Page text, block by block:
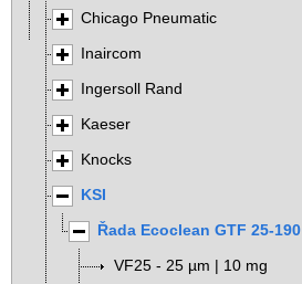
Chicago Pneumatic
Inaircom
Ingersoll Rand
Kaeser
Knocks
KSI
Řada Ecoclean GTF 25-190
VF25 - 25 µm | 10 mg